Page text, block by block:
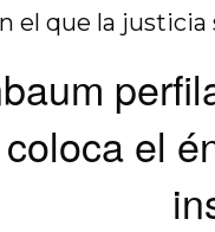
el que la justicia
el